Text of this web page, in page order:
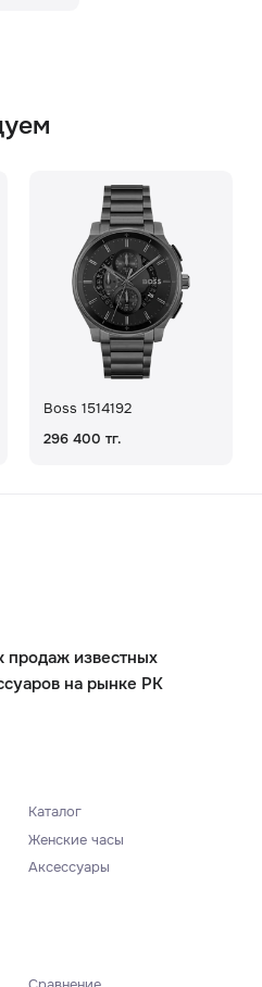
Boss 1514192
296 400 тг.
продаж известных
на рынке РК
Каталог
Женские часы
Аксессуары